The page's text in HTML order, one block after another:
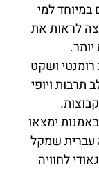
למי
לראות את
יותר.
רומנטי ושקט
תרבות ויופי
ימצאו
עברית שמקל
לחוויה